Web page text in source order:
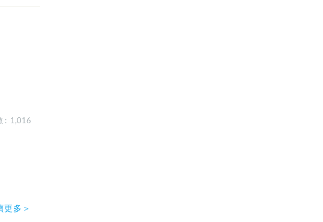
: 1,016
更多＞